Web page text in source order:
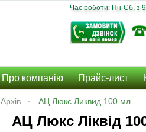
Час роботи: Пн-Сб, з
Про компанію Прайс-лист
Архів АЦ Люкс Ликвид 100 мл
АЦ Люкс Ліквід